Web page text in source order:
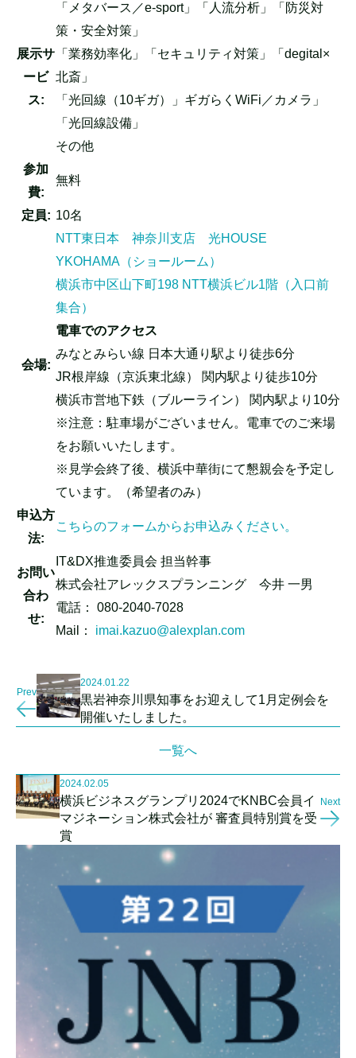
展示サ
ービ
ス:
「メタバース／e-sport」「人流分析」「防災対
策・安全対策」
「業務効率化」「セキュリティ対策」「degital×
北斎」
「光回線（10ギガ）」ギガらくWiFi／カメラ」
「光回線設備」
その他
参加
費:
無料
定員: 10名
会場:
NTT東日本 神奈川支店 光HOUSE
YKOHAMA（ショールーム）
横浜市中区山下町198 NTT横浜ビル1階（入口前
集合）
電車でのアクセス
みなとみらい線 日本大通り駅より徒歩6分
JR根岸線（京浜東北線） 関内駅より徒歩10分
横浜市営地下鉄（ブルーライン） 関内駅より10分
※注意：駐車場がございません。電車でのご来場
をお願いいたします。
※見学会終了後、横浜中華街にて懇親会を予定し
ています。（希望者のみ）
申込方
法:
こちらのフォームからお申込みください。
お問い
合わ
せ:
IT&DX推進委員会 担当幹事
株式会社アレックスプランニング 今井 一男
電話： 080-2040-7028
Mail： imai.kazuo@alexplan.com
Prev
2024.01.22
黒岩神奈川県知事をお迎えして1月定例会を
開催いたしました。
一覧へ
2024.02.05
横浜ビジネスグランプリ2024でKNBC会員イ
マジネーション株式会社が 審査員特別賞を受
賞
Next